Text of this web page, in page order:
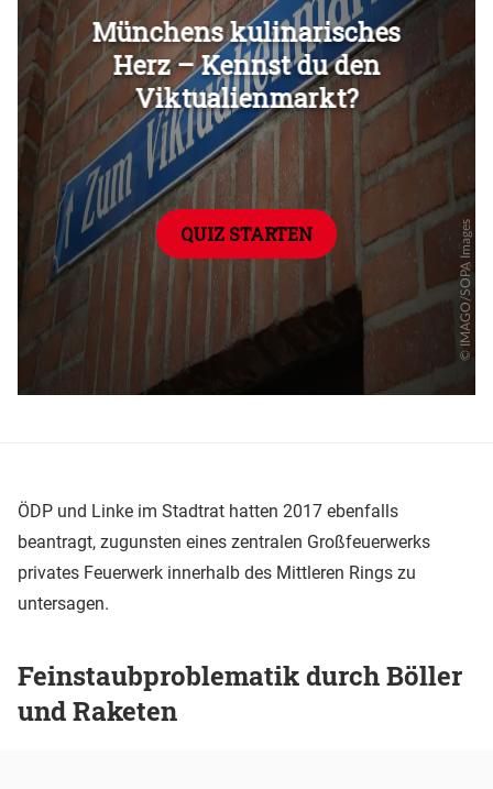
Überspringen
ÖDP und Linke im Stadtrat hatten 2017 ebenfalls
beantragt, zugunsten eines zentralen Großfeuerwerks
privates Feuerwerk innerhalb des Mittleren Rings zu
untersagen.
Feinstaubproblematik durch Böller
und Raketen